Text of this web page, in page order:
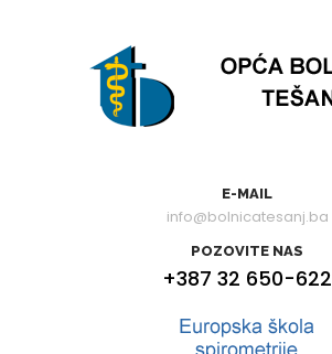
E-MAIL
info@bolnicatesanj.ba
POZOVITE NAS
+387 32 650-622